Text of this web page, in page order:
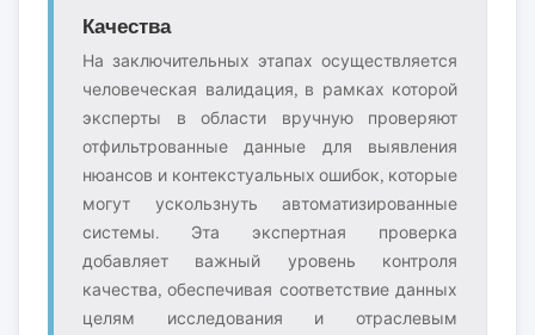
Качества
На заключительных этапах осуществляется
человеческая валидация, в рамках которой
эксперты в области вручную проверяют
отфильтрованные данные для выявления
нюансов и контекстуальных ошибок, которые
могут ускользнуть автоматизированные
системы. Эта экспертная проверка
добавляет важный уровень контроля
качества, обеспечивая соответствие данных
целям исследования и отраслевым